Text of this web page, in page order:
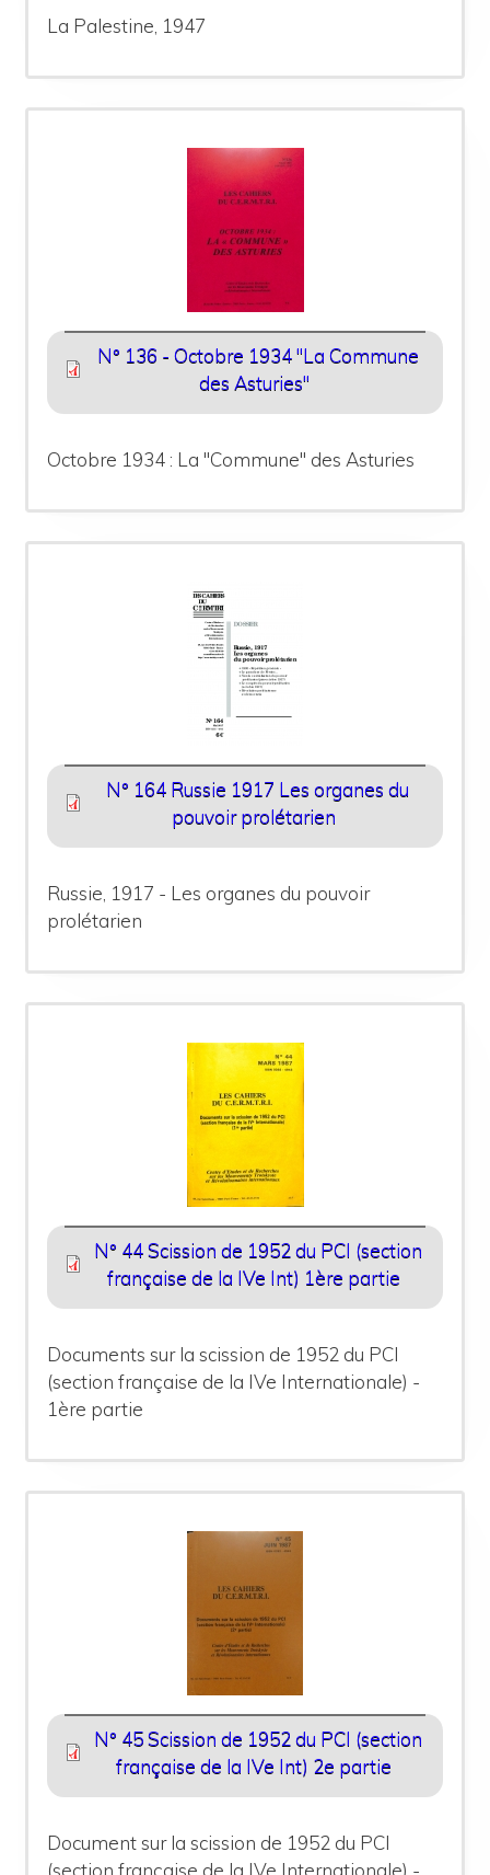
La Palestine, 1947
N° 136 - Octobre 1934 "La Commune
des Asturies"
Octobre 1934 : La "Commune" des Asturies
N° 164 Russie 1917 Les organes du
pouvoir prolétarien
Russie, 1917 - Les organes du pouvoir
prolétarien
N° 44 Scission de 1952 du PCI (section
française de la IVe Int) 1ère partie
Documents sur la scission de 1952 du PCI
(section française de la IVe Internationale) -
1ère partie
N° 45 Scission de 1952 du PCI (section
française de la IVe Int) 2e partie
Document sur la scission de 1952 du PCI
(section française de la IVe Internationale) -